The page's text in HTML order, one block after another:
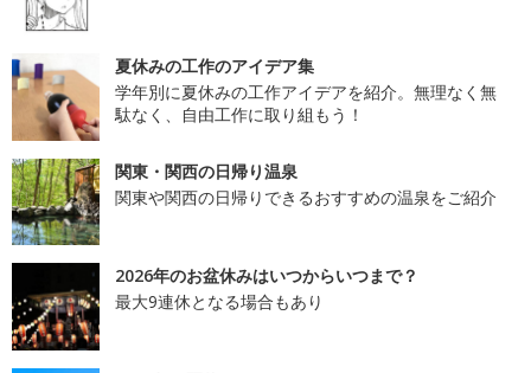
夏休みの工作のアイデア集
学年別に夏休みの工作アイデアを紹介。無理なく無
駄なく、自由工作に取り組もう！
関東・関西の日帰り温泉
関東や関西の日帰りできるおすすめの温泉をご紹介
2026年のお盆休みはいつからいつまで？
最大9連休となる場合もあり